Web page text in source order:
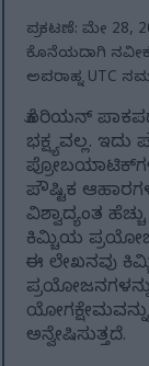
ಪ್ರಕಟಣೆ: ಮೇ 28,
ಕೊನೆಯದಾಗಿ
ಅಪರಾಹ್ನ UTC
ಕೊರಿಯನ್
ಭಕ್ಷ್ಯವಲ್ಲ. ಇದು
ಪೌಷ್ಟಿಕ
ವಿಶ್ವಾದ್ಯಂತ
ಕಿಮ್ಚಿಯ
ಈ ಲೇಖನವು
ಅನ್ವೇಷಿಸುತ್ತದೆ.